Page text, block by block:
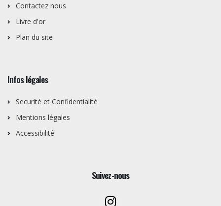
Contactez nous
Livre d'or
Plan du site
Infos légales
Securité et Confidentialité
Mentions légales
Accessibilité
Suivez-nous